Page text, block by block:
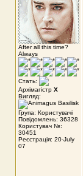
After all this time?
Always
Стать:
Архімагістр X
Вигляд:
Група: Користувачі
Повідомлень: 36328
Користувач №:
30451
Реєстрація: 20-July
07